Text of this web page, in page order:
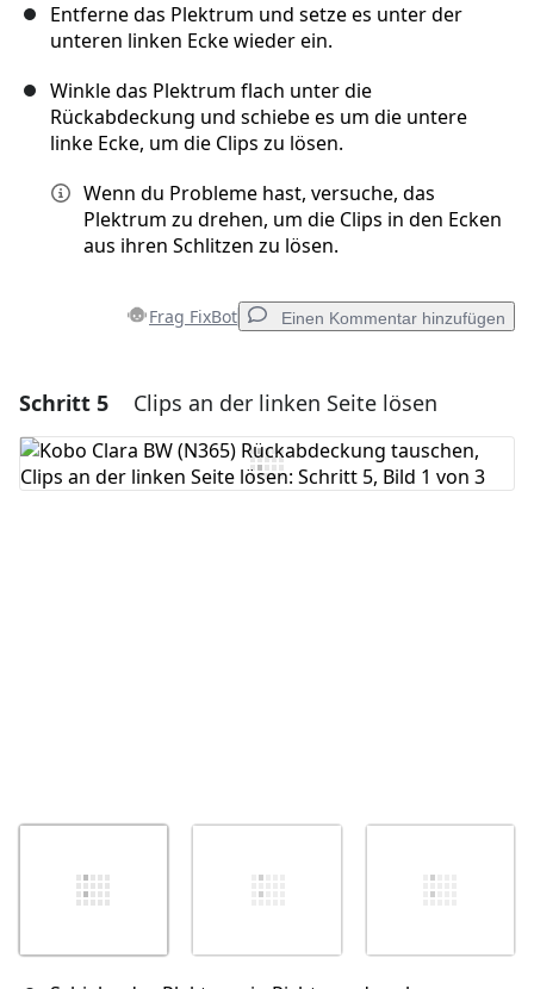
Entferne das Plektrum und setze es unter der
unteren linken Ecke wieder ein.
Winkle das Plektrum flach unter die
Rückabdeckung und schiebe es um die untere
linke Ecke, um die Clips zu lösen.
Wenn du Probleme hast, versuche, das
Plektrum zu drehen, um die Clips in den Ecken
aus ihren Schlitzen zu lösen.
Frag FixBot Einen Kommentar hinzufügen
Einen Kommentar hinzufügen
Kommentar hinzufügen
Schritt 5 Clips an der linken Seite lösen